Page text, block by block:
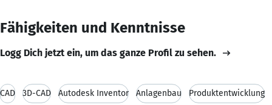
Fähigkeiten und Kenntnisse
Logg Dich jetzt ein, um das ganze Profil zu sehen.
CAD 3D-CAD Autodesk Inventor Anlagenbau Produktentwicklung